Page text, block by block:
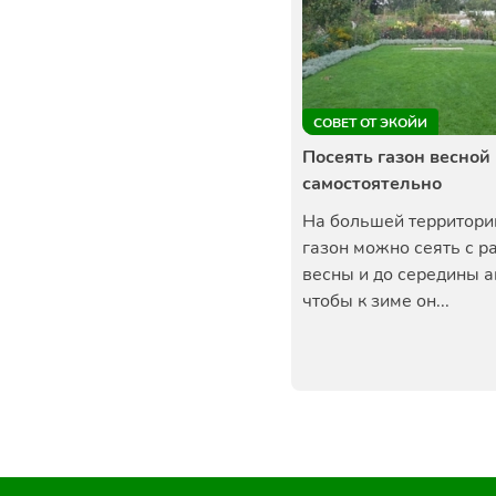
СОВЕТ ОТ ЭКОЙИ
Посеять газон весной
самостоятельно
На большей
газон можно сеять с
весны и до середины
чтобы к зиме он...